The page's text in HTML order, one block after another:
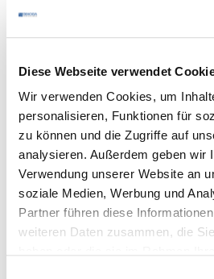
Diese Webseite verwendet
Wir verwenden Cookies, um
personalisieren, Funktionen für
zu können und die Zugriffe auf
analysieren. Außerdem geben wir
Verwendung unserer Website an
soziale Medien, Werbung und
Partner führen diese
weiteren Daten zusammen, die